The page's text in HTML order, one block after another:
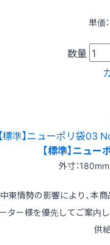
単価：
数量
【標準】ニュ
外寸：
東情勢の影響により、本
ター様を優先してご案内
供